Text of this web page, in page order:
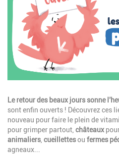
Description
Le retour des beaux jours sonne
sont enfin ouverts ! Découvrez ces
nouveau pour faire le plein de
pour grimper partout, châteaux
animaliers cueillettesou fermes
agneaux...